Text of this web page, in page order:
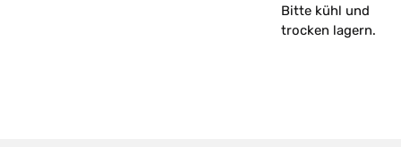
Bitte kühl und
trocken lagern.